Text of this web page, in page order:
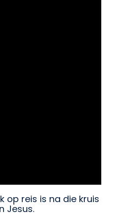
op reis is na die kruis
Jesus.